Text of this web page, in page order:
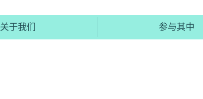
关于我们 参与其中